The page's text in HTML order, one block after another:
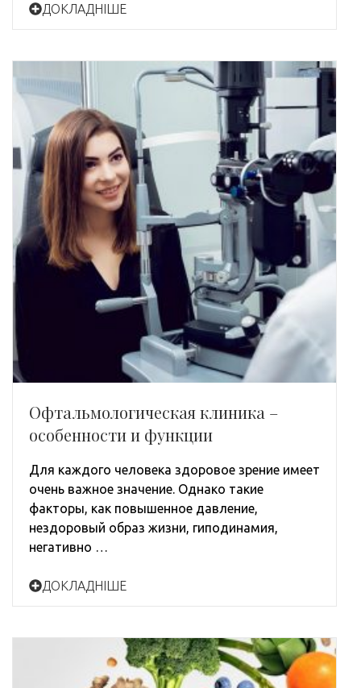
ДОКЛАДНІШЕ
Офтальмологическая клиника –
особенности и функции
Для каждого человека здоровое зрение имеет
очень важное значение. Однако такие
факторы, как повышенное давление,
нездоровый образ жизни, гиподинамия,
негативно …
ДОКЛАДНІШЕ